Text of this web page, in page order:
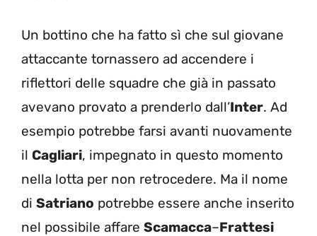
Un bottino che ha fatto sì che sul giovane
attaccante tornassero ad accendere i
riflettori delle squadre che già in passato
avevano provato a prenderlo dall’Inter. Ad
esempio potrebbe farsi avanti nuovamente
il Cagliari, impegnato in questo momento
nella lotta per non retrocedere. Ma il nome
di Satriano potrebbe essere anche inserito
nel possibile affare Scamacca–Frattesi